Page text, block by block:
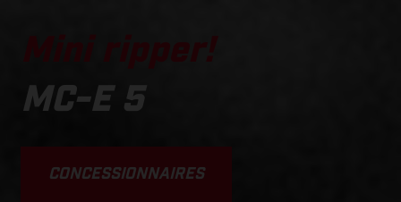
MC-E 5
CONCESSIONNAIRES